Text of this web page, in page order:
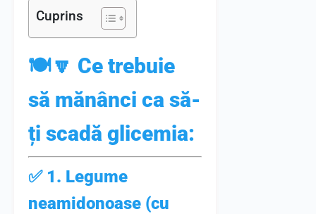
Cuprins
🍽️🔽 Ce trebuie
să mănânci ca să-
ți scadă glicemia:
✅ 1. Legume
neamidonoase (cu